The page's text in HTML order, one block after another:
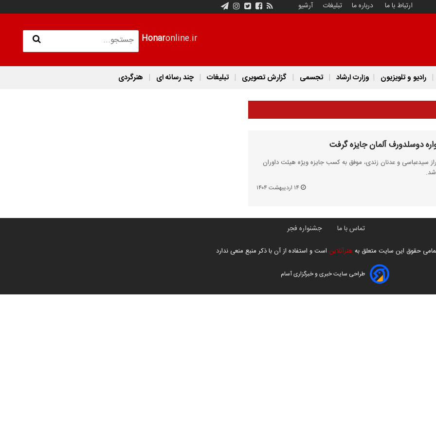
ارتباط با ما درباره ما تبلیغات آرشیو
Honaronline.ir
رادیو و تلویزیون وزارت ارشاد تجسمی گزارش تصویری تبلیغات چند رسانه ای هنرگردی
دوسلدورف آلمان جایزه گرفت
سیدعباسی و عدنان زندی، موفق به کسب جایزه ویژه هیئت داوران
۱۴ اردیبهشت ۱۴۰۴
تماس با ما جشنواره فجر
حقوق این سایت متعلق به هنرآنلاین است و استفاده از آن با ذکر منبع منعی ندارد
طراحی سایت خبری و خبرگزاری آسام